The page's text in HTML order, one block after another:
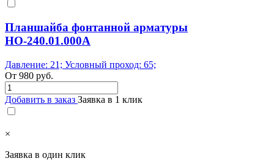
Планшайба фонтанной арматуры
НО-240.01.000А
Давление: 21; Условный проход: 65;
От 980 руб.
Добавить в заказ Заявка в 1 клик
×
Заявка в один клик